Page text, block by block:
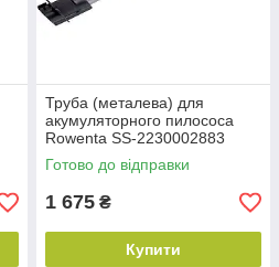
Труба (металева) для
акумуляторного пилососа
Rowenta SS-2230002883
Готово до відправки
1 675 ₴
Купити